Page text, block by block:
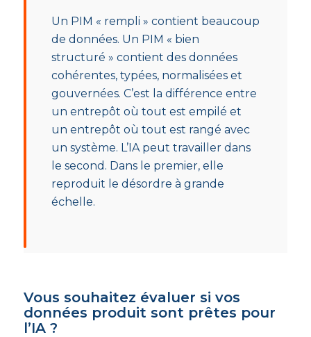
Un PIM « rempli » contient beaucoup
de données. Un PIM « bien
structuré » contient des données
cohérentes, typées, normalisées et
gouvernées. C’est la différence entre
un entrepôt où tout est empilé et
un entrepôt où tout est rangé avec
un système. L’IA peut travailler dans
le second. Dans le premier, elle
reproduit le désordre à grande
échelle.
Vous souhaitez évaluer si vos
données produit sont prêtes pour
l’IA ?